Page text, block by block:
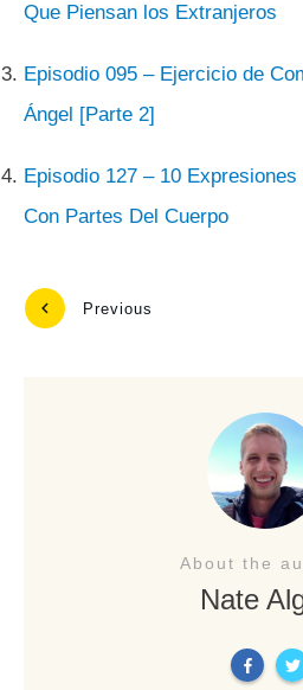
Que Piensan los Extranjeros
Episodio 095 – Ejercicio de
Ángel [Parte 2]
Episodio 127 – 10
Con Partes Del Cuerpo
Previous
About the
Nate